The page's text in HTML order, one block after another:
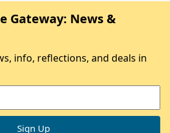
Gateway: News &
info, reflections, and deals in